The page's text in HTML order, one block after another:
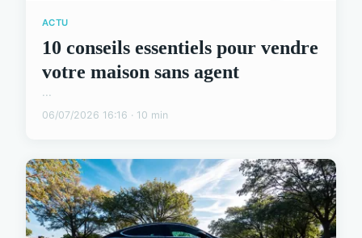
ACTU
10 conseils essentiels pour vendre
votre maison sans agent
...
06/07/2026 16:16 · 10 min